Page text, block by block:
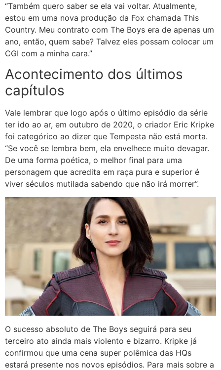
“Também quero saber se ela vai voltar. Atualmente,
estou em uma nova produção da Fox chamada This
Country. Meu contrato com The Boys era de apenas um
ano, então, quem sabe? Talvez eles possam colocar um
CGI com a minha cara.”
Acontecimento dos últimos
capítulos
Vale lembrar que logo após o último episódio da série
ter ido ao ar, em outubro de 2020, o criador Eric Kripke
foi categórico ao dizer que Tempesta não está morta.
“Se você se lembra bem, ela envelhece muito devagar.
De uma forma poética, o melhor final para uma
personagem que acredita em raça pura e superior é
viver séculos mutilada sabendo que não irá morrer”.
O sucesso absoluto de The Boys seguirá para seu
terceiro ato ainda mais violento e bizarro. Kripke já
confirmou que uma cena super polêmica das HQs
estará presente nos novos episódios. Para mais sobre a